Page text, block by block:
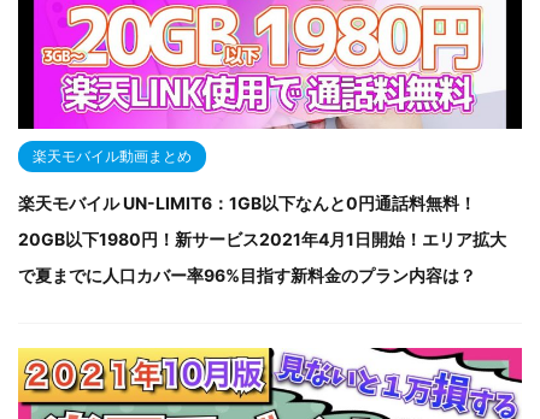
楽天モバイル動画まとめ
楽天モバイル UN-LIMIT6：1GB以下なんと0円通話料無料！
20GB以下1980円！新サービス2021年4月1日開始！エリア拡大
で夏までに人口カバー率96%目指す新料金のプラン内容は？